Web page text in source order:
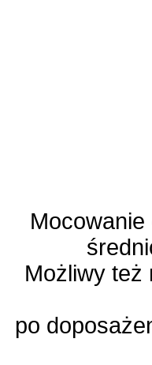
Możliwy też
po